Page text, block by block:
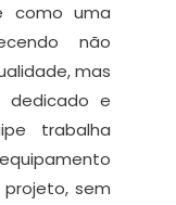
como uma
não
mas
dedicado e
trabalha
sem